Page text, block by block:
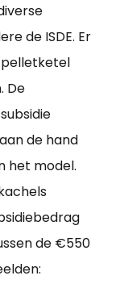
de ISDE. Er
pelletketel
De
de hand
het model.
de €550